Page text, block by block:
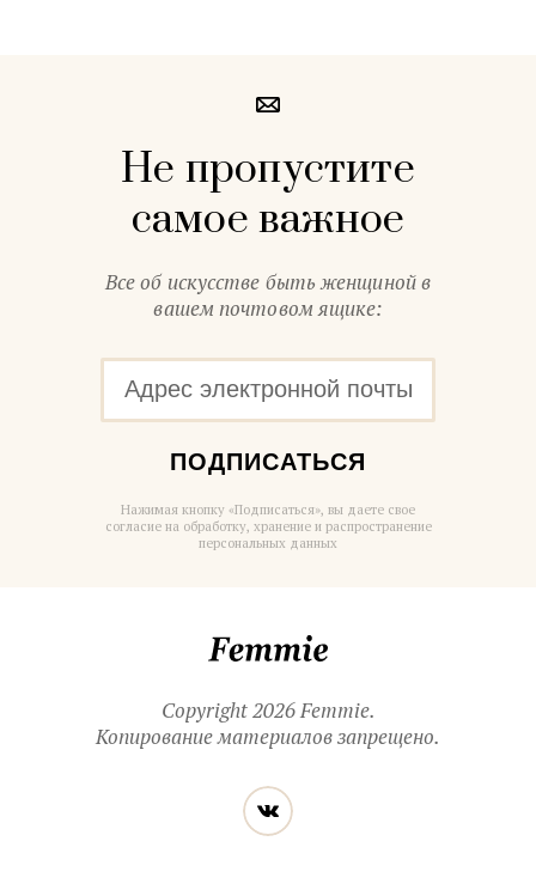
Не пропустите
самое важное
Все об искусстве быть женщиной в
вашем почтовом ящике:
ПОДПИСАТЬСЯ
Нажимая кнопку «Подписаться», вы даете свое
согласие на обработку, хранение и распространение
персональных данных
Copyright 2026 Femmie.
Копирование материалов запрещено.
Читайте
нас
в социальных